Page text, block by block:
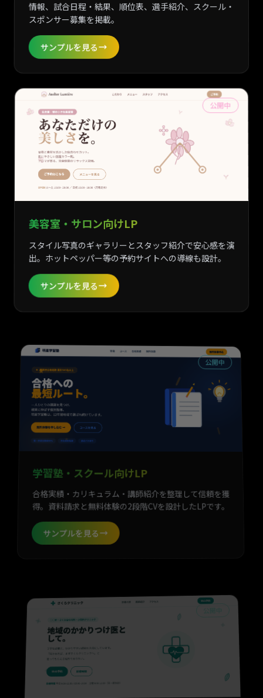
情報、試合日程・結果、順位表、選手紹介、スクール・
スポンサー募集を掲載。
サンプルを見る
公開中
美容室・サロン向けLP
スタイル写真のギャラリーとスタッフ紹介で安心感を演
出。ホットペッパー等の予約サイトへの導線も設計。
サンプルを見る
公開中
学習塾・スクール向けLP
合格実績・カリキュラム・講師紹介を整理して信頼を獲
得。資料請求と無料体験の2段階CVを設計したLPです。
サンプルを見る
公開中